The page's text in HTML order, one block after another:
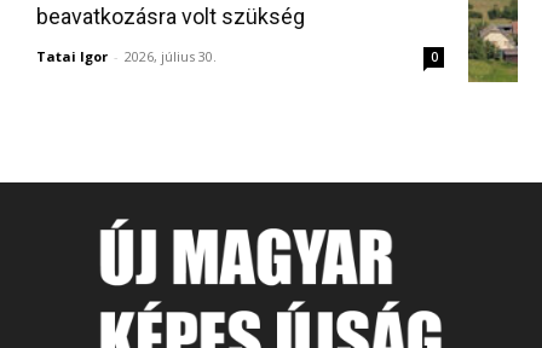
beavatkozásra volt szükség
Tatai Igor - 2026, július 30. 0